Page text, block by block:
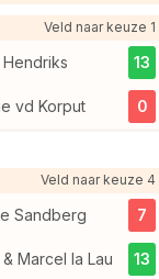
Veld naar keuze 1
13
vd Korput 0
Veld naar keuze 4
Sandberg 7
Marcel la Lau 13